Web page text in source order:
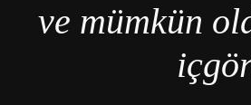
ve mümkün